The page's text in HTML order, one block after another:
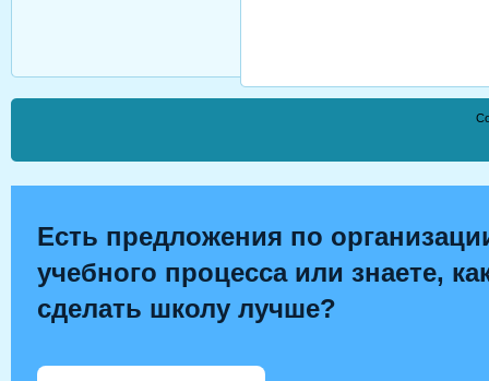
Есть предложения по
учебного процесса или знаете,
сделать школу лучше?